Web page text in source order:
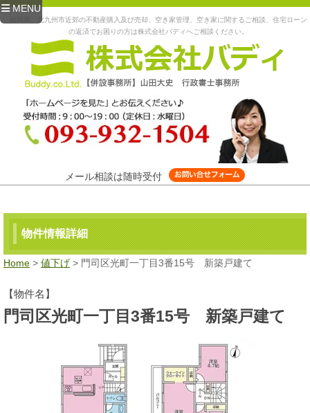
MENU
福岡県、北九州市近郊の不動産購入及び売却、空き家管理、空き家に関するご相談、住宅ローン
の返済でお困りの方は株式会社バディへご相談ください。
メール相談は随時受付
物件情報詳細
Home > 値下げ > 門司区光町一丁目3番15号 新築戸建て
【物件名】
門司区光町一丁目3番15号 新築戸建て